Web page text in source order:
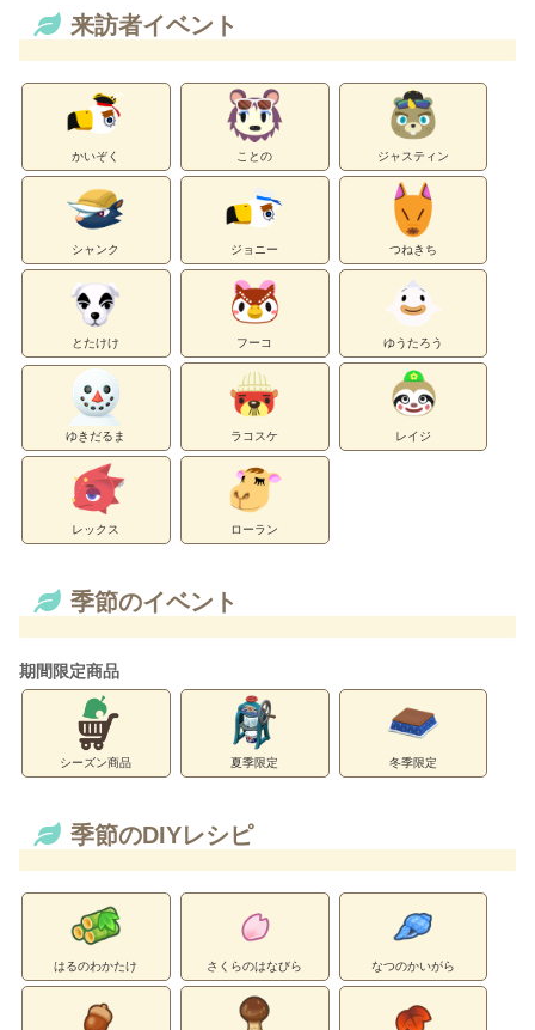
来訪者イベント
かいぞく ことの ジャスティン
シャンク ジョニー つねきち
とたけけ フーコ ゆうたろう
ゆきだるま ラコスケ レイジ
レックス ローラン
季節のイベント
期間限定商品
シーズン商品 夏季限定 冬季限定
季節のDIYレシピ
はるのわかたけ さくらのはなびら なつのかいがら